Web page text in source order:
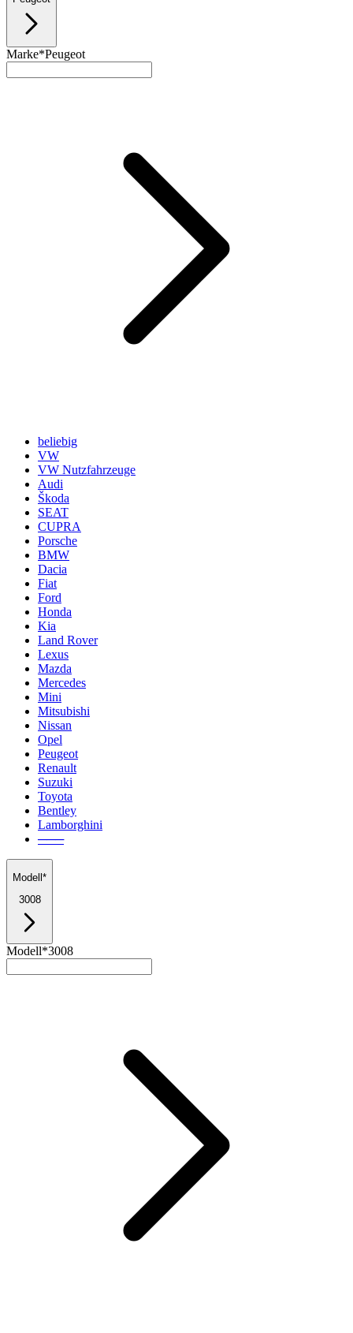
Marke*Peugeot
beliebig
VW
VW Nutzfahrzeuge
Audi
Škoda
SEAT
CUPRA
Porsche
BMW
Dacia
Fiat
Ford
Honda
Kia
Land Rover
Lexus
Mazda
Mercedes
Mini
Mitsubishi
Nissan
Opel
Peugeot
Renault
Suzuki
Toyota
Bentley
Lamborghini
───
Modell*
3008
Modell*3008